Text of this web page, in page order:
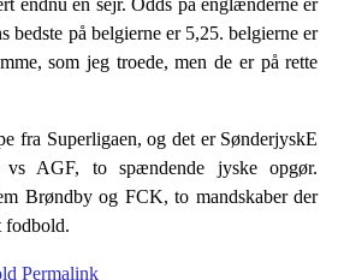
endnu en sejr. Odds på englænderne er
bedste på belgierne er 5,25. belgierne er
som jeg troede, men de er på rette
fra Superligaen, og det er SønderjyskE
AGF, to spændende jyske opgør.
Brøndby og FCK, to mandskaber der
fodbold.
Permalink